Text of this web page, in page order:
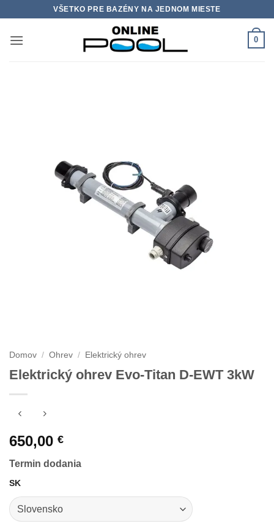
content
VŠETKO PRE BAZÉNY NA JEDNOM MIESTE
0
Domov / Ohrev / Elektrický ohrev
Elektrický ohrev Evo-Titan D-EWT 3kW
650,00 €
Termin dodania
SK